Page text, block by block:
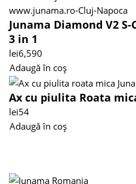
Junama Diamond V2
3 in 1
lei6,590
Adaugă în coș
Ax cu piulita Roata
lei54
Adaugă în coș